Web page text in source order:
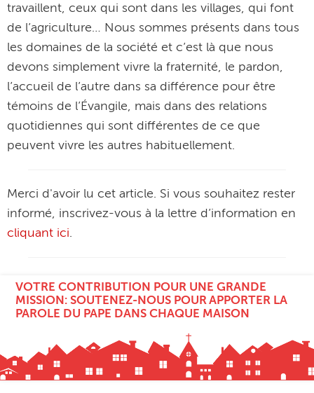
travaillent, ceux qui sont dans les villages, qui font
de l’agriculture… Nous sommes présents dans tous
les domaines de la société et c’est là que nous
devons simplement vivre la fraternité, le pardon,
l’accueil de l’autre dans sa différence pour être
témoins de l’Évangile, mais dans des relations
quotidiennes qui sont différentes de ce que
peuvent vivre les autres habituellement.
Merci d'avoir lu cet article. Si vous souhaitez rester
informé, inscrivez-vous à la lettre d’information en
cliquant ici.
VOTRE CONTRIBUTION POUR UNE GRANDE
MISSION: SOUTENEZ-NOUS POUR APPORTER LA
PAROLE DU PAPE DANS CHAQUE MAISON